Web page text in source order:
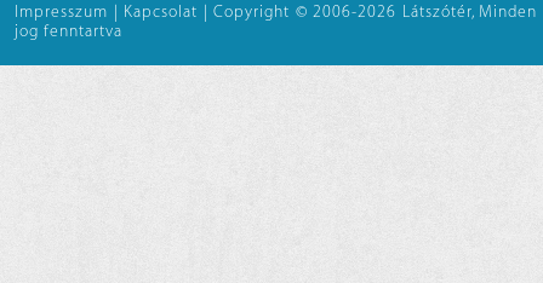
Impresszum | Kapcsolat | Copyright © 2006-2026 Látszótér, Minden
jog fenntartva